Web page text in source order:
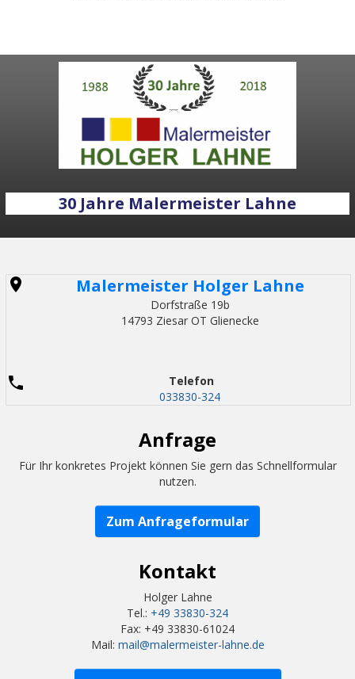
30 Jahre Malermeister Lahne
Malermeister Holger Lahne
Dorfstraße 19b
14793 Ziesar OT Glienecke
Telefon
033830-324
Anfrage
Für Ihr konkretes Projekt können Sie gern das Schnellformular
nutzen.
Zum Anfrageformular
Kontakt
Holger Lahne
Tel.: +49 33830-324
Fax: +49 33830-61024
Mail: mail@malermeister-lahne.de